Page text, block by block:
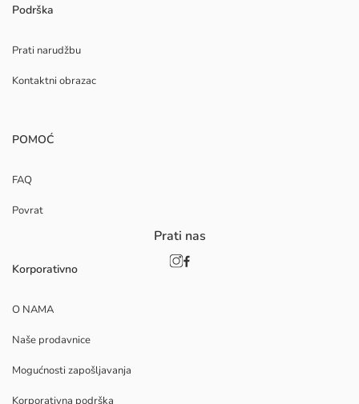
Podrška
Prati narudžbu
Kontaktni obrazac
POMOĆ
FAQ
Povrat
Korporativno
O NAMA
Naše prodavnice
Mogućnosti zapošljavanja
Korporativna podrška
Prati nas